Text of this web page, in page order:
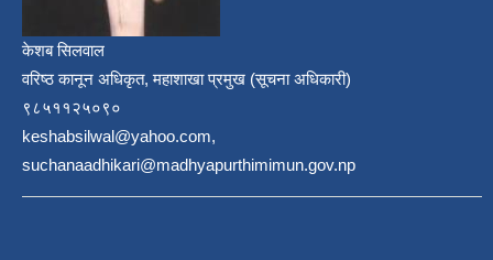
केशब सिलवाल
वरिष्ठ कानून अधिकृत, महाशाखा प्रमुख (सूचना अधिकारी)
९८५११२५०९०
keshabsilwal@yahoo.com,
suchanaadhikari@madhyapurthimimun.gov.np